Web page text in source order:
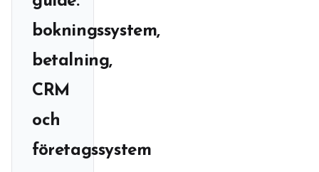
bokningssystem,
betalning,
CRM
och
företagssystem